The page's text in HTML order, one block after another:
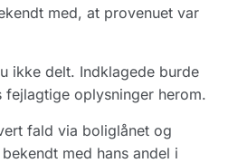
med, at provenuet var
ikke delt. Indklagede burde
fejlagtige oplysninger herom.
fald via boliglånet og
med hans andel i